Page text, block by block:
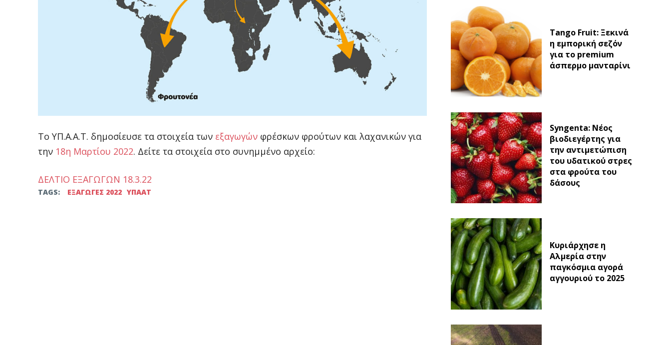
Το ΥΠ.Α.Α.Τ. δημοσίευσε τα στοιχεία των εξαγωγών φρέσκων φρούτων και λαχανικών για
την 18η Μαρτίου 2022. Δείτε τα στοιχεία στo συνημμένo αρχείo:
ΔΕΛΤΙΟ ΕΞΑΓΩΓΩΝ 18.3.22
TAGS: ΕΞΑΓΩΓΕΣ 2022 ΥΠΑΑΤ
Tango Fruit: Ξεκινά
η εμπορική σεζόν
για το premium
άσπερμο μανταρίνι
Syngenta: Νέος
βιοδιεγέρτης για
την αντιμετώπιση
του υδατικού στρες
στα φρούτα του
δάσους
Κυριάρχησε η
Αλμερία στην
παγκόσμια αγορά
αγγουριού το 2025